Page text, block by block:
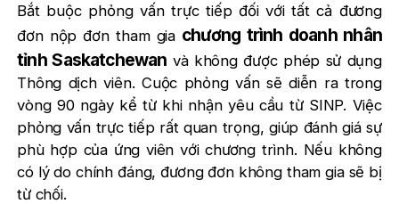
Bắt buộc phỏng vấn trực tiếp đối với tất cả đương
đơn nộp đơn tham gia chương trình doanh nhân
tỉnh Saskatchewan và không được phép sử dụng
Thông dịch viên. Cuộc phỏng vấn sẽ diễn ra trong
vòng 90 ngày kể từ khi nhận yêu cầu từ SINP. Việc
phỏng vấn trực tiếp rất quan trọng, giúp đánh giá sự
phù hợp của ứng viên với chương trình. Nếu không
có lý do chính đáng, đương đơn không tham gia sẽ bị
từ chối.